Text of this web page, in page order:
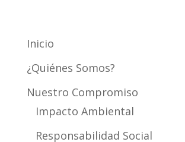
Inicio
¿Quiénes Somos?
Nuestro Compromiso
Impacto Ambiental
Responsabilidad Social